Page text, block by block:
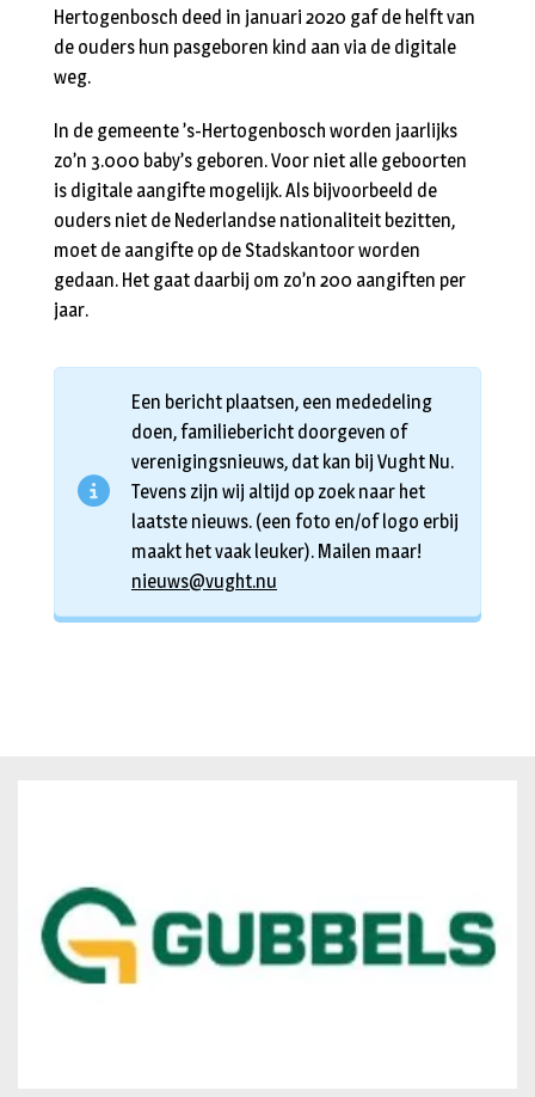
Hertogenbosch deed in januari 2020 gaf de helft van
de ouders hun pasgeboren kind aan via de digitale
weg.
In de gemeente ’s-Hertogenbosch worden jaarlijks
zo’n 3.000 baby’s geboren. Voor niet alle geboorten
is digitale aangifte mogelijk. Als bijvoorbeeld de
ouders niet de Nederlandse nationaliteit bezitten,
moet de aangifte op de Stadskantoor worden
gedaan. Het gaat daarbij om zo’n 200 aangiften per
jaar.
Een bericht plaatsen, een mededeling
doen, familiebericht doorgeven of
verenigingsnieuws, dat kan bij Vught Nu.
Tevens zijn wij altijd op zoek naar het
laatste nieuws. (een foto en/of logo erbij
maakt het vaak leuker). Mailen maar!
nieuws@vught.nu